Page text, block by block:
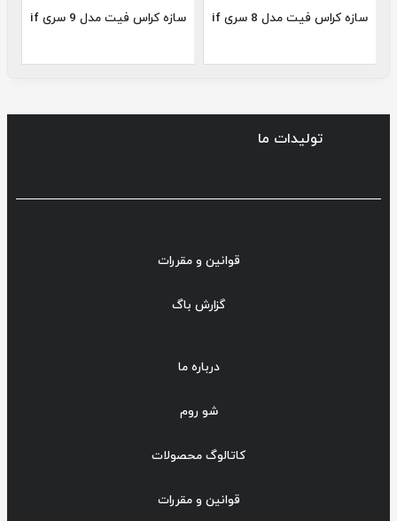
سازه کراس فیت مدل 8 سری if سازه کراس فیت مدل 9 سری if
تولیدات ما
قوانین و مقررات
گزارش باگ
درباره ما
شو روم
کاتالوگ محصولات
قوانین و مقررات